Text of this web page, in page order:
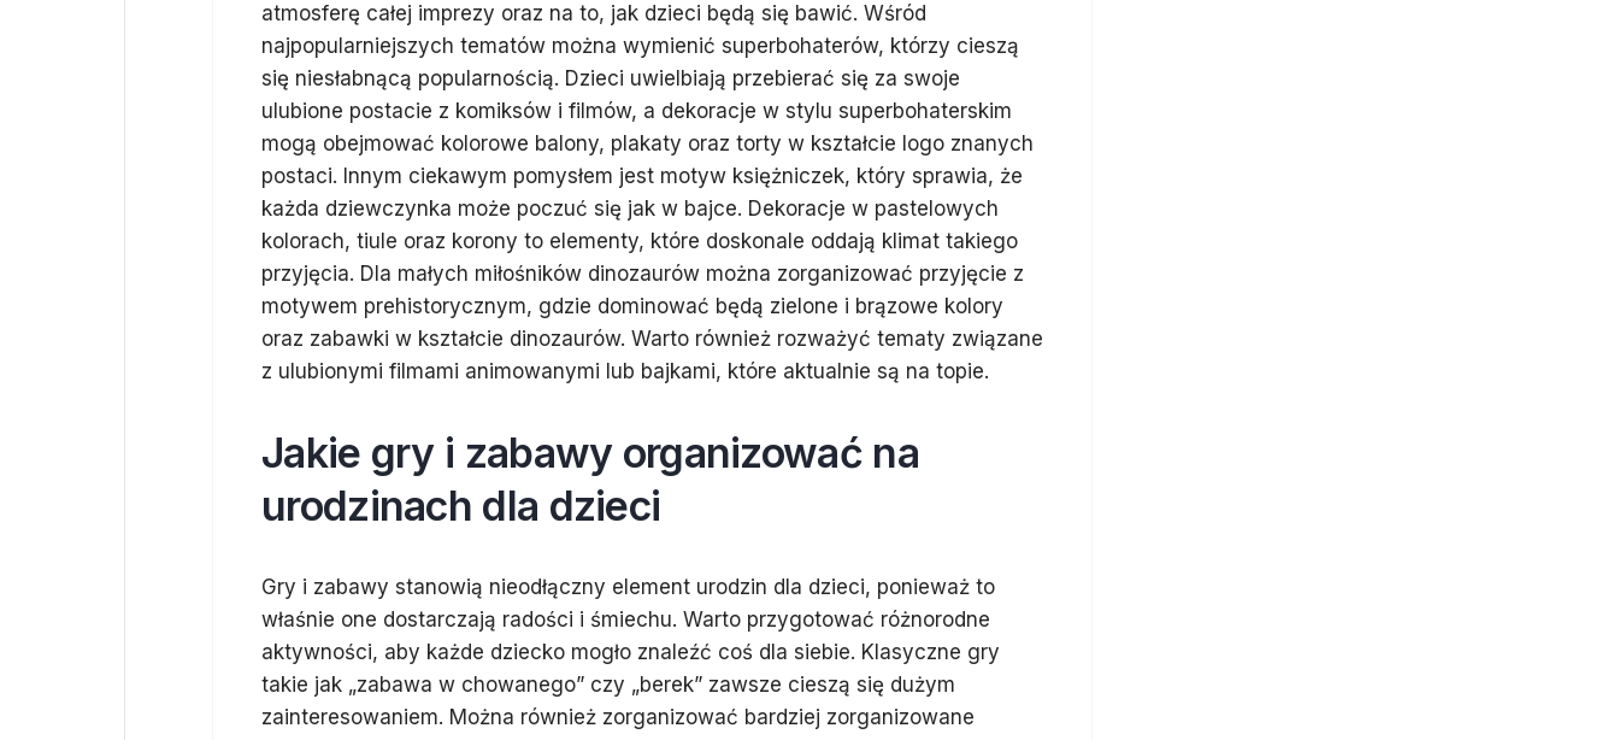
atmosferę całej imprezy oraz na to, jak dzieci będą się bawić. Wśród
najpopularniejszych tematów można wymienić superbohaterów, którzy cieszą
się niesłabnącą popularnością. Dzieci uwielbiają przebierać się za swoje
ulubione postacie z komiksów i filmów, a dekoracje w stylu superbohaterskim
mogą obejmować kolorowe balony, plakaty oraz torty w kształcie logo znanych
postaci. Innym ciekawym pomysłem jest motyw księżniczek, który sprawia, że
każda dziewczynka może poczuć się jak w bajce. Dekoracje w pastelowych
kolorach, tiule oraz korony to elementy, które doskonale oddają klimat takiego
przyjęcia. Dla małych miłośników dinozaurów można zorganizować przyjęcie z
motywem prehistorycznym, gdzie dominować będą zielone i brązowe kolory
oraz zabawki w kształcie dinozaurów. Warto również rozważyć tematy związane
z ulubionymi filmami animowanymi lub bajkami, które aktualnie są na topie.
Jakie gry i zabawy organizować na
urodzinach dla dzieci
Gry i zabawy stanowią nieodłączny element urodzin dla dzieci, ponieważ to
właśnie one dostarczają radości i śmiechu. Warto przygotować różnorodne
aktywności, aby każde dziecko mogło znaleźć coś dla siebie. Klasyczne gry
takie jak „zabawa w chowanego” czy „berek” zawsze cieszą się dużym
zainteresowaniem. Można również zorganizować bardziej zorganizowane